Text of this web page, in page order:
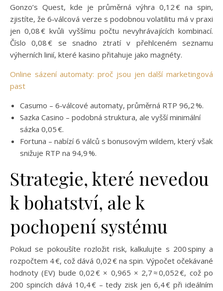
Gonzo’s Quest, kde je průměrná výhra 0,12 € na spin,
zjistíte, že 6‑válcová verze s podobnou volatilitu má v praxi
jen 0,08 € kvůli vyššímu počtu nevyhrávajících kombinací.
Číslo 0,08 € se snadno ztratí v přehlceném seznamu
výherních linií, které kasino přitahuje jako magnéty.
Online sázení automaty: proč jsou jen další marketingová
past
Casumo – 6‑válcové automaty, průměrná RTP 96,2 %.
Sazka Casino – podobná struktura, ale vyšší minimální
sázka 0,05 €.
Fortuna – nabízí 6 válců s bonusovým wildem, který však
snižuje RTP na 94,9 %.
Strategie, které nevedou
k bohatství, ale k
pochopení systému
Pokud se pokoušíte rozložit risk, kalkulujte s 200 spiny a
rozpočtem 4 €, což dává 0,02 € na spin. Výpočet očekávané
hodnoty (EV) bude 0,02 € × 0,965 × 2,7 ≈ 0,052 €, což po
200 spincích dává 10,4 € – tedy zisk jen 6,4 € při ideálním